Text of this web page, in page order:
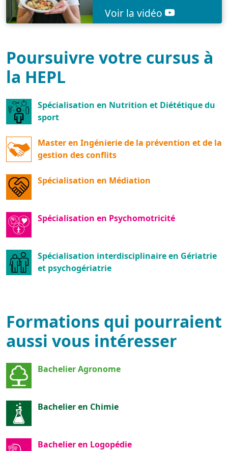
Voir la vidéo
Poursuivre votre cursus à
la HEPL
Spécialisation en Nutrition et Diététique du
sport
Master en Ingénierie de la prévention et de la
gestion des conflits
Spécialisation en Médiation
Spécialisation en Psychomotricité
Spécialisation interdisciplinaire en Gériatrie
et psychogériatrie
Formations qui pourraient
aussi vous intéresser
Bachelier Agronome
Bachelier en Chimie
Bachelier en Logopédie